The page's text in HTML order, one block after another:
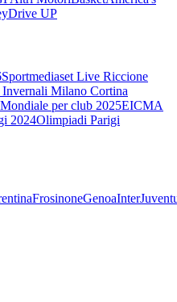
Drive UP
Sportmediaset Live Riccione
Milano Cortina
Mondiale per club 2025EICMA
2024Olimpiadi Parigi
FrosinoneGenoaInter